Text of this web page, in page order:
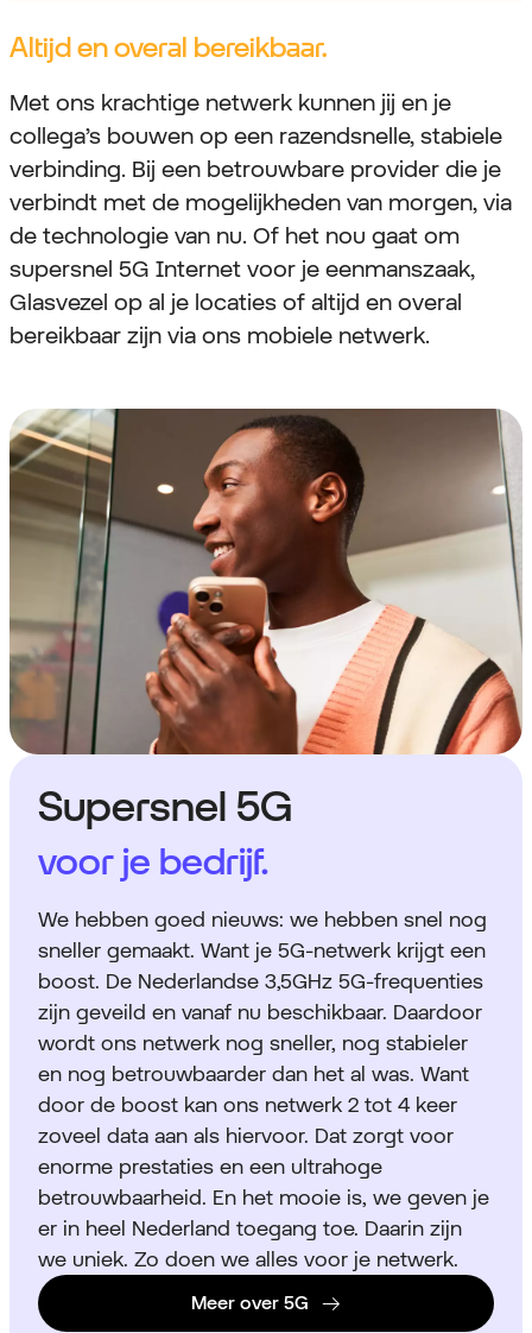
Altijd en overal bereikbaar.
Met ons krachtige netwerk kunnen jij en je
collega’s bouwen op een razendsnelle, stabiele
verbinding. Bij een betrouwbare provider die je
verbindt met de mogelijkheden van morgen, via
de technologie van nu. Of het nou gaat om
supersnel 5G Internet voor je eenmanszaak,
Glasvezel op al je locaties of altijd en overal
bereikbaar zijn via ons mobiele netwerk.
Supersnel 5G
voor je bedrijf.
We hebben goed nieuws: we hebben snel nog
sneller gemaakt. Want je 5G-netwerk krijgt een
boost. De Nederlandse 3,5GHz 5G-frequenties
zijn geveild en vanaf nu beschikbaar. Daardoor
wordt ons netwerk nog sneller, nog stabieler
en nog betrouwbaarder dan het al was. Want
door de boost kan ons netwerk 2 tot 4 keer
zoveel data aan als hiervoor. Dat zorgt voor
enorme prestaties en een ultrahoge
betrouwbaarheid. En het mooie is, we geven je
er in heel Nederland toegang toe. Daarin zijn
we uniek. Zo doen we alles voor je netwerk.
Meer over 5G